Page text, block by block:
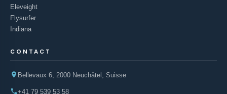
Eleveight
Flysurfer
Indiana
CONTACT
Bellevaux 6, 2000 Neuchâtel, Suisse
+41 79 539 53 58